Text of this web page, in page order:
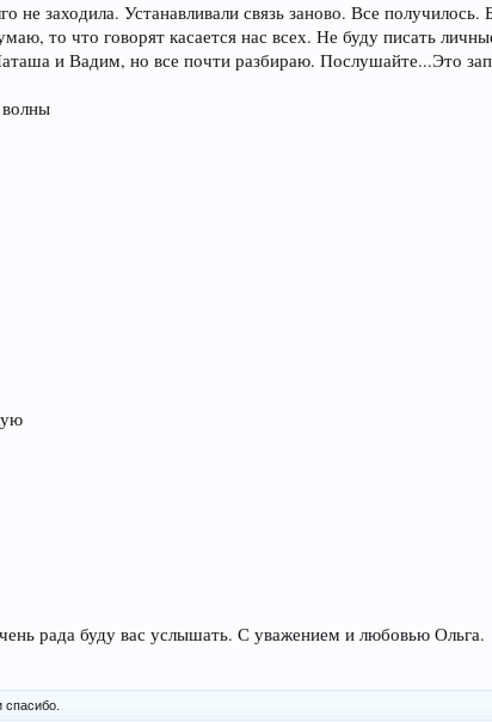
не заходила. Устанавливали связь заново. Все
то что говорят касается нас всех. Не буду писать
и Вадим, но все почти разбираю. Послушайте...Это
рада буду вас услышать. С уважением и любовью Ольга.
спасибо.